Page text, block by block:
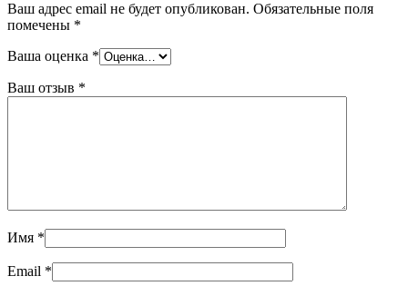
Ваш адрес email не будет опубликован. Обязательные поля
помечены *
Ваша оценка *
Ваш отзыв *
Имя *
Email *